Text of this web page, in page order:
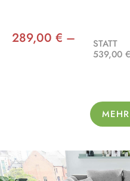
289,00 € –
STATT
539,00 €